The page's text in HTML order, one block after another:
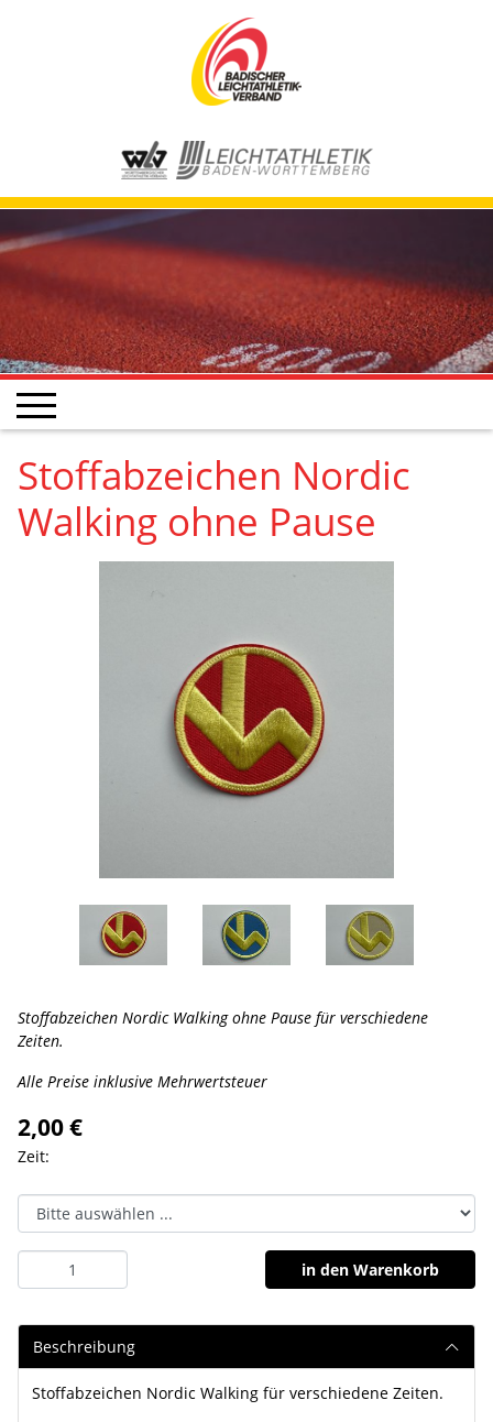
Stoffabzeichen Nordic
Walking ohne Pause
Stoffabzeichen Nordic Walking ohne Pause für verschiedene
Zeiten.
Alle Preise inklusive Mehrwertsteuer
2,00 €
Zeit:
in den Warenkorb
Beschreibung
Stoffabzeichen Nordic Walking für verschiedene Zeiten.